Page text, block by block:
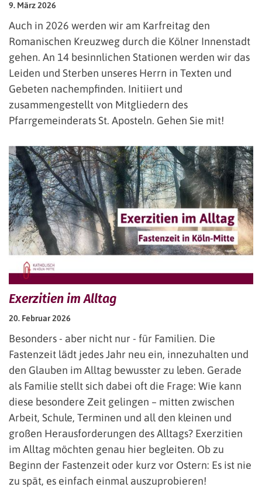
9. März 2026
Auch in 2026 werden wir am Karfreitag den
Romanischen Kreuzweg durch die Kölner Innenstadt
gehen. An 14 besinnlichen Stationen werden wir das
Leiden und Sterben unseres Herrn in Texten und
Gebeten nachempfinden. Initiiert und
zusammengestellt von Mitgliedern des
Pfarrgemeinderats St. Aposteln. Gehen Sie mit!
Exerzitien im Alltag
20. Februar 2026
Besonders - aber nicht nur - für Familien. Die
Fastenzeit lädt jedes Jahr neu ein, innezuhalten und
den Glauben im Alltag bewusster zu leben. Gerade
als Familie stellt sich dabei oft die Frage: Wie kann
diese besondere Zeit gelingen – mitten zwischen
Arbeit, Schule, Terminen und all den kleinen und
großen Herausforderungen des Alltags? Exerzitien
im Alltag möchten genau hier begleiten. Ob zu
Beginn der Fastenzeit oder kurz vor Ostern: Es ist nie
zu spät, es einfach einmal auszuprobieren!